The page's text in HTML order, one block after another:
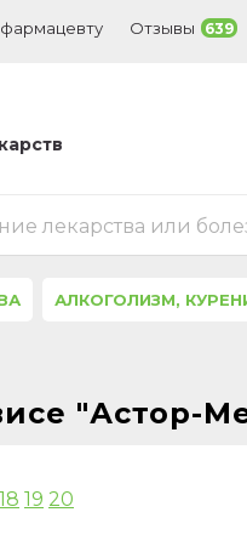
Отзывы 639
лекарства или
АЛКОГОЛИЗМ,
"Астор-
18 19 20